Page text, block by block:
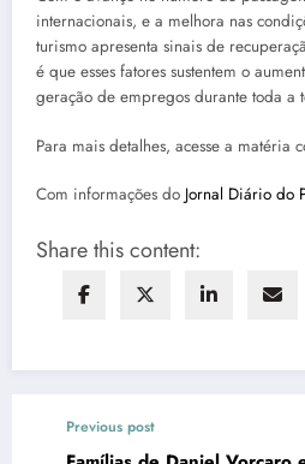
internacionais, e a melhora nas
turismo apresenta sinais de
é que esses fatores sustentem o
geração de empregos durante toda a
Para mais detalhes, acesse a matéria
Com informações do Jornal Diário do
Share this content:
Previous post